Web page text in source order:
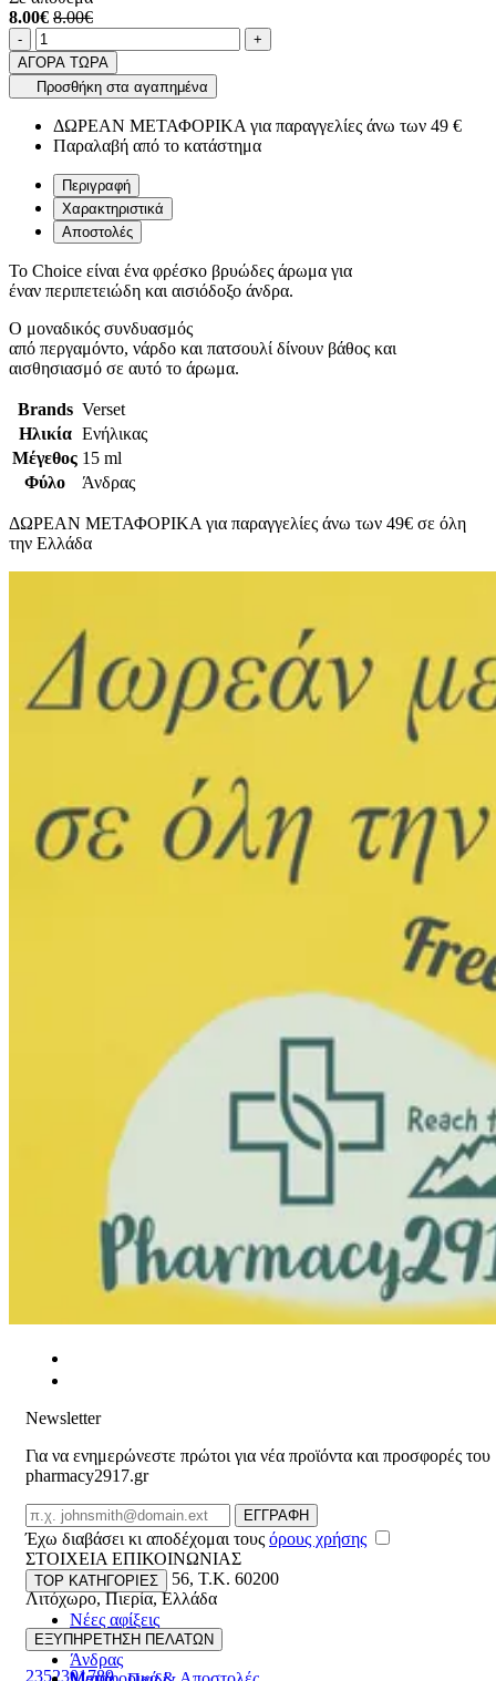
8.00€ 8.00€
Ποσότητα
-product.increase.quantity +
ΑΓΟΡΑ ΤΩΡΑ
Προσθήκη στα αγαπημένα
ΔΩΡΕΑΝ ΜΕΤΑΦΟΡΙΚΑ για παραγγελίες άνω των 49 €
Παραλαβή από το κατάστημα
Περιγραφή
Χαρακτηριστικά
Αποστολές
To Choice είναι ένα φρέσκο βρυώδες άρωμα για
έναν περιπετειώδη και αισιόδοξο άνδρα.
Ο μοναδικός συνδυασμός
από περγαμόντο, νάρδο και πατσουλί δίνουν βάθος και
αισθησιασμό σε αυτό το άρωμα.
Brands Verset
Ηλικία Ενήλικας
Μέγεθος 15 ml
Φύλο
Άνδρας
ΔΩΡΕΑΝ ΜΕΤΑΦΟΡΙΚΑ για παραγγελίες άνω των 49€ σε όλη
την Ελλάδα
Newsletter
Για να ενημερώνεστε πρώτοι για νέα προϊόντα και προσφορές του
pharmacy2917.gr
Email
ΕΓΓΡΑΦΗ
Έχω διαβάσει κι αποδέχομαι τους όρους χρήσης
ΣΤΟΙΧΕΙΑ ΕΠΙΚΟΙΝΩΝΙΑΣ
Βασ. Κωνσταντίνου 56, T.K. 60200
Λιτόχωρο,Πιερία,Ελλάδα
ΓΕΜΗ:165892448000
2352301789
TOP ΚΑΤΗΓΟΡΙΕΣ
Νέες αφίξεις
Γυναίκα
Άνδρας
ΕΞΥΠΗΡΕΤΗΣΗ ΠΕΛΑΤΩΝ